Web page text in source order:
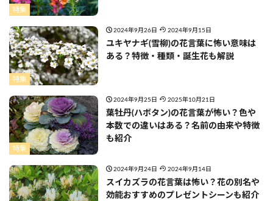
特集
特集
2024年9月26日 2024年9月15日
ユキヤナギ(雪柳)の花言葉に怖い意味は
ある？特徴・種類・誕生花も解説
特集
2024年9月25日 2025年10月21日
葉牡丹(ハボタン)の花言葉が怖い？色や
本数での違いはある？名前の由来や特徴
も紹介
2024年9月24日 2024年9月14日
スイカズラの花言葉は怖い？花の別名や
効能おすすめのプレゼントシーンも紹介